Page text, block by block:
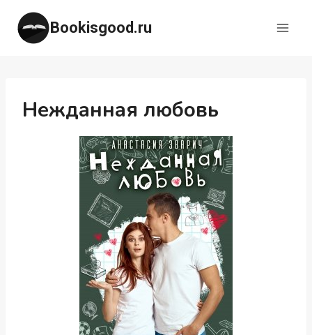
Перейти
содержимому
Bookisgood.ru
Нежданная любовь